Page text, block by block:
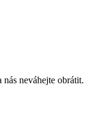
neváhejte obrátit.